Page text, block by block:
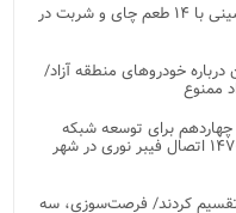
پذیرایی متفاوت و باشکوه از عزاداران حسینی با ۱۴ طعم چای و شربت در
خودروهای منطقه آزاد/
ممنوع
دولت چهاردهم برای توسعه شبکه
تلفن همراه و فیبر نوری در آمل/ برقراری ۱۴۷۰ اتصال فیبر نوری در شهر
تقسیم کردند/ فرصت‌سوزی، سه